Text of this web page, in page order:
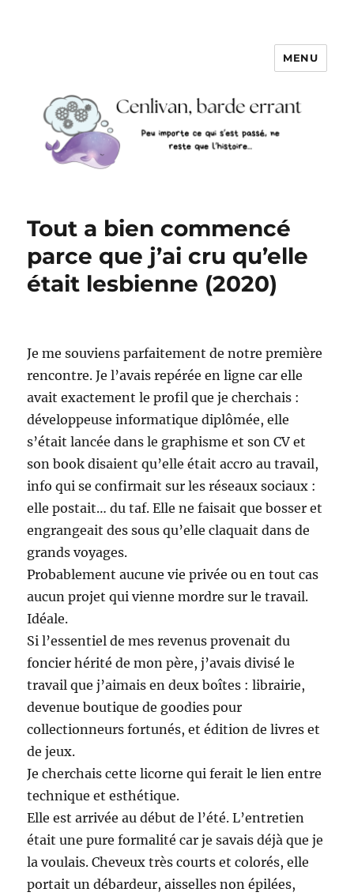
MENU
Tout a bien commencé
parce que j’ai cru qu’elle
était lesbienne (2020)
Je me souviens parfaitement de notre première
rencontre. Je l’avais repérée en ligne car elle
avait exactement le profil que je cherchais :
développeuse informatique diplômée, elle
s’était lancée dans le graphisme et son CV et
son book disaient qu’elle était accro au travail,
info qui se confirmait sur les réseaux sociaux :
elle postait… du taf. Elle ne faisait que bosser et
engrangeait des sous qu’elle claquait dans de
grands voyages.
Probablement aucune vie privée ou en tout cas
aucun projet qui vienne mordre sur le travail.
Idéale.
Si l’essentiel de mes revenus provenait du
foncier hérité de mon père, j’avais divisé le
travail que j’aimais en deux boîtes : librairie,
devenue boutique de goodies pour
collectionneurs fortunés, et édition de livres et
de jeux.
Je cherchais cette licorne qui ferait le lien entre
technique et esthétique.
Elle est arrivée au début de l’été. L’entretien
était une pure formalité car je savais déjà que je
la voulais. Cheveux très courts et colorés, elle
portait un débardeur, aisselles non épilées,